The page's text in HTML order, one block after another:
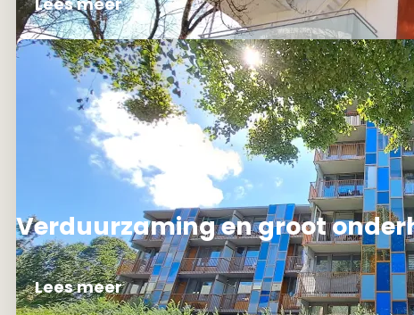
Verduurzaming en groot
Lees meer